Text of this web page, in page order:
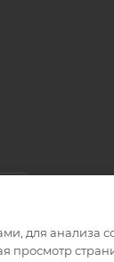
для анализа
просмотр